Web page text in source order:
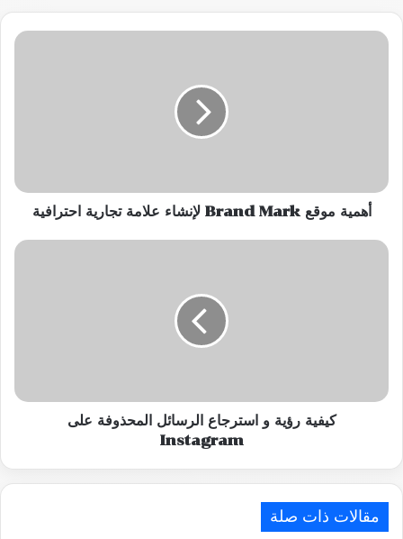
أهمية
أهمية موقع Brand Mark لإنشاء علامة تجارية احترافية
كيفية
كيفية رؤية و استرجاع الرسائل المحذوفة على
Instagram
مقالات ذات صلة